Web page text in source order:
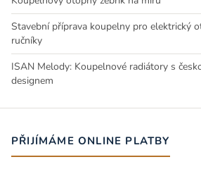
Stavební příprava koupelny pro elektrický
ručníky
ISAN Melody: Koupelnové radiátory s
designem
PŘIJÍMÁME ONLINE PLATBY